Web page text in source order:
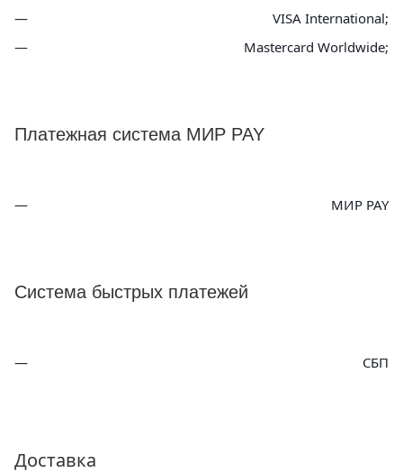
VISA International;
Mastercard Worldwide;
Платежная система МИР PAY
МИР PAY
Система быстрых платежей
СБП
Доставка